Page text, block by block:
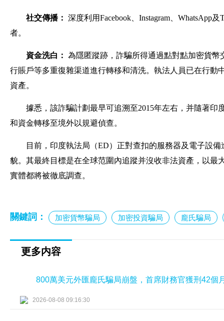
社交傳播： 深度利用Facebook、Instagram、WhatsApp
者。
資金洗白： 為隱匿蹤跡，詐騙所得通過點對點加密貨
行賬戶等多重復雜渠道進行轉移和清洗。執法人員已在行動
資產。
據悉，該詐騙計劃最早可追溯至2015年左右，并隨著
和資金轉移至境外以規避偵查。
目前，印度執法局（ED）正對查扣的服務器及電子設
貌。其最終目標是在全球范圍內追蹤并沒收非法資產，以最
實體都將被徹底調查。
關鍵詞： 加密貨幣騙局 加密投資騙局 龐氏騙局
更多内容
800萬美元外匯龐氏騙局崩盤，首席財務官獲刑42個
2026-08-08 09:16:30